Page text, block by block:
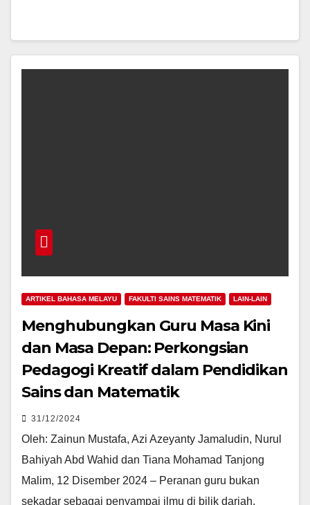
ARTIKEL BAHASA MELAYU FAKULTI SAINS MATEMATIK LAIN-LAIN
Menghubungkan Guru Masa Kini
dan Masa Depan: Perkongsian
Pedagogi Kreatif dalam Pendidikan
Sains dan Matematik
31/12/2024
Oleh: Zainun Mustafa, Azi Azeyanty Jamaludin, Nurul
Bahiyah Abd Wahid dan Tiana Mohamad Tanjong
Malim, 12 Disember 2024 – Peranan guru bukan
sekadar sebagai penyampai ilmu di bilik darjah.